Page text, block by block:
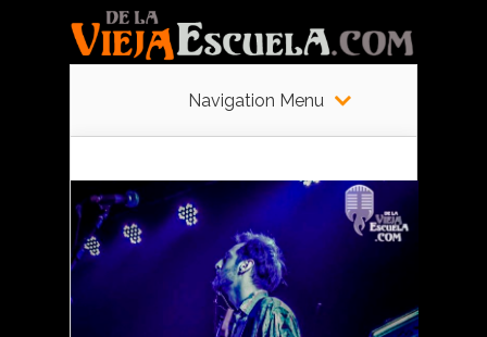
Navigation Menu